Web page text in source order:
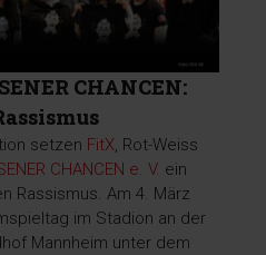
CHANCEN:
setzen FitX, Rot-Weiss
CHANCEN e. V. ein
Rassismus. Am 4. März
im Stadion an der
Mannheim unter dem